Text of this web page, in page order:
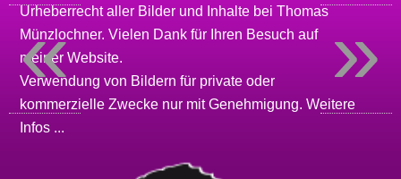
Urheberrecht aller Bilder und Inhalte beiThomas
Münzlochner. Vielen Dank für Ihren Besuch auf
meinerWebsite.
Verwendung von Bildern für private oder
kommerzielle Zwecke nur mit Genehmigung.Weitere
Infos ...
»
«